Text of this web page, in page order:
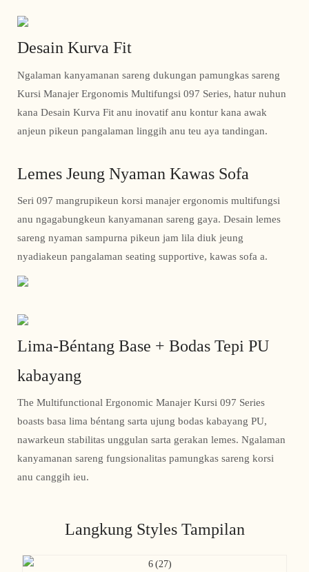
Desain Kurva Fit
Ngalaman kanyamanan sareng dukungan pamungkas sareng
Kursi Manajer Ergonomis Multifungsi 097 Series, hatur nuhun
kana Desain Kurva Fit anu inovatif anu kontur kana awak
anjeun pikeun pangalaman linggih anu teu aya tandingan.
Lemes Jeung Nyaman Kawas Sofa
Seri 097 mangrupikeun korsi manajer ergonomis multifungsi
anu ngagabungkeun kanyamanan sareng gaya. Desain lemes
sareng nyaman sampurna pikeun jam lila diuk jeung
nyadiakeun pangalaman seating supportive, kawas sofa a.
Lima-Béntang Base + Bodas Tepi PU
kabayang
The Multifunctional Ergonomic Manajer Kursi 097 Series
boasts basa lima béntang sarta ujung bodas kabayang PU,
nawarkeun stabilitas unggulan sarta gerakan lemes. Ngalaman
kanyamanan sareng fungsionalitas pamungkas sareng korsi
anu canggih ieu.
Langkung Styles Tampilan